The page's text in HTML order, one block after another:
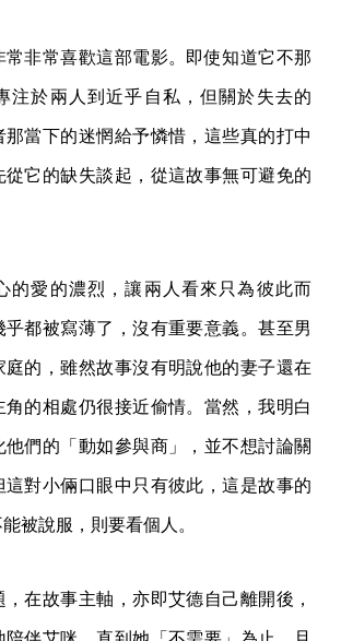
常非常喜歡這部電影。即使知道它不那
注於兩人到近乎自私，但關於失去的
那當下的迷惘給予憐惜，這些真的打中
從它的缺失談起，從這故事無可避免的
的愛的濃烈，讓兩人看來只為彼此而
乎都被寫薄了，沒有重要意義。甚至男
庭的，雖然故事沒有明說他的妻子還在
角的相處仍很接近偷情。當然，我明白
他們的「動如參與商」，並不想討論關
這對小倆口眼中只有彼此，這是故事的
被說服，則要看個人。
在故事主軸，亦即艾德自己離開後，